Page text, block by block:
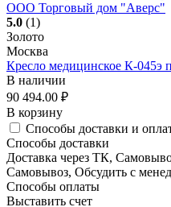
ООО Торговый дом "Аверс"
5.0 (1)
Золото
Москва
Кресло медицинское К-045э
В наличии
90 494.00 ₽
В корзину
Способы доставки и
Способы доставки
Доставка через ТК,
Самовывоз, Обсудить с
Способы оплаты
Выставить счет